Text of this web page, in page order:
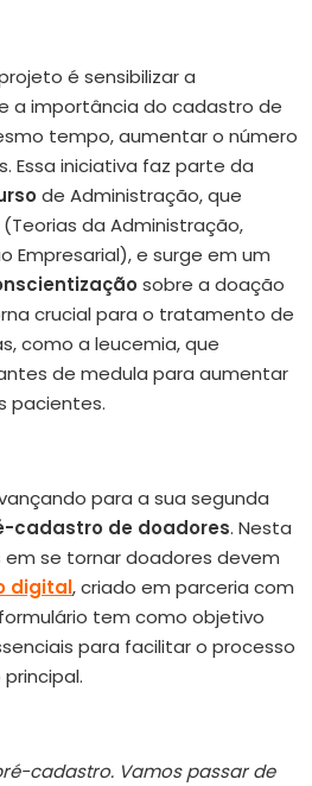
é sensibilizar a
a importância do cadastro de
tempo, aumentar o número
Essa iniciativa faz parte da
de Administração, que
da Administração,
Empresarial), e surge em um
sobre a doação
crucial para o tratamento de
como a leucemia, que
de medula para aumentar
pacientes.
para a sua segunda
cadastro de doadores. Nesta
se tornar doadores devem
digital, criado em parceria com
formulário tem como objetivo
para facilitar o processo
cadastro. Vamos passar de